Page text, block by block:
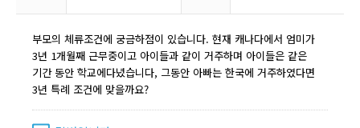
부모의 체류조건에 궁금하점이 있습니다. 현재 캐나다에서 엄미가
3년 1개월째 근무중이고 아이들과 같이 거주하며 아이들은 같은
기간 동안 학교에다녔습니다, 그동안 아빠는 한국에 거주하였다면
3년 특례 조건에 맞을까요?